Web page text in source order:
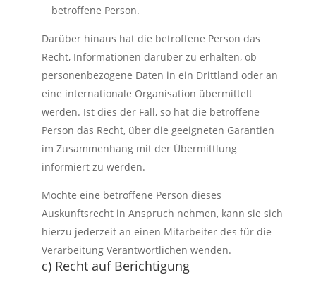
betroffene Person.
Darüber hinaus hat die betroffene Person das
Recht, Informationen darüber zu erhalten, ob
personenbezogene Daten in ein Drittland oder an
eine internationale Organisation übermittelt
werden. Ist dies der Fall, so hat die betroffene
Person das Recht, über die geeigneten Garantien
im Zusammenhang mit der Übermittlung
informiert zu werden.
Möchte eine betroffene Person dieses
Auskunftsrecht in Anspruch nehmen, kann sie sich
hierzu jederzeit an einen Mitarbeiter des für die
Verarbeitung Verantwortlichen wenden.
c) Recht auf Berichtigung